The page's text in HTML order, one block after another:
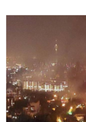
FOTOQALEREYA
İNFOQRAFIKA
KARIKATURA
RADIO ARXIV
OXU ZALI
AZƏRBAYCAN
İSLAM VƏ DEMOKRATIYA
İZ - MƏDƏNIYYƏT
HAQQIMIZDA
MISSIYAMIZ
PEŞƏ ETIKASI VƏ
MATERIALLARIMIZDAN
BIZI IZLƏ